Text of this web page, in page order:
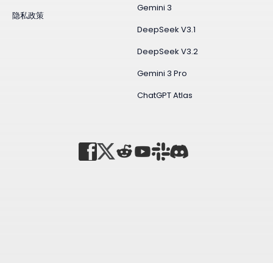
Gemini 3
DeepSeek V3.1
DeepSeek V3.2
Gemini 3 Pro
ChatGPT Atlas
隐私政策